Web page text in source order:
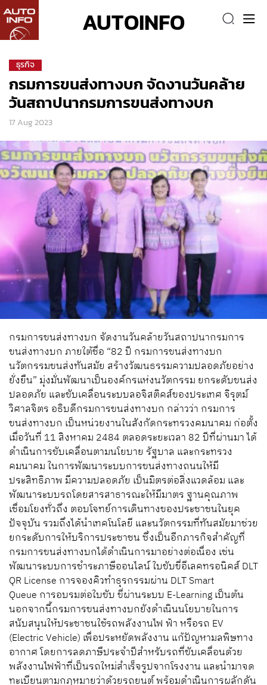
AUTOINFO
ธุรกิจ
กรมการขนส่งทางบก จัดงานวันคล้าย
วันสถาปนากรมการขนส่งทางบก
17 Aug 2023
กรมการขนส่งทางบก จัดงานวันคล้ายวันสถาปนากรมการ
ขนส่งทางบก ภายใต้ชื่อ “82 ปี กรมการขนส่งทางบก
นวัตกรรมขนส่งทันสมัย สร้างวัฒนธรรมความปลอดภัยอย่าง
ยั่งยืน” มุ่งมั่นพัฒนาเป็นองค์กรแห่งนวัตกรรม ยกระดับขนส่ง
ปลอดภัย และขับเคลื่อนระบบลอจิสติคส์ของประเทศ จิรุตม์
วิศาลจิตร อธิบดีกรมการขนส่งทางบก กล่าวว่า กรมการ
ขนส่งทางบก เป็นหน่วยงานในสังกัดกระทรวงคมนาคม ก่อตั้ง
เมื่อวันที่ 11 สิงหาคม 2484 ตลอดระยะเวลา 82 ปีที่ผ่านมา ได้
ดำเนินการขับเคลื่อนตามนโยบาย รัฐบาล และกระทรวง
คมนาคม ในการพัฒนาระบบการขนส่งทางถนนให้มี
ประสิทธิภาพ มีความปลอดภัย เป็นมิตรต่อสิ่งแวดล้อม และ
พัฒนาระบบรถโดยสารสาธารณะให้มีมาตร ฐานคุณภาพ
เชื่อมโยงทั่วถึง ตอบโจทย์การเดินทางของประชาชนในยุค
ปัจจุบัน รวมถึงได้นำเทคโนโลยี และนวัตกรรมที่ทันสมัยมาช่วย
ยกระดับการให้บริการประชาชน ซึ่งเป็นอีกภารกิจสำคัญที่
กรมการขนส่งทางบกได้ดำเนินการมาอย่างต่อเนื่อง เช่น
พัฒนาระบบการชำระภาษีออนไลน์ ใบขับขี่อีเลคทรอนิคส์ DLT
QR License การจองคิวทำธุรกรรมผ่าน DLT Smart
Queue การอบรมต่อใบขับ ขี่ผ่านระบบ E-Learning เป็นต้น
นอกจากนี้กรมการขนส่งทางบกยังดำเนินนโยบายในการ
สนับสนุนให้ประชาชนใช้รถพลังงานไฟ ฟ้า หรือรถ EV
(Electric Vehicle) เพื่อประหยัดพลังงาน แก้ปัญหามลพิษทาง
อากาศ โดยการลดภาษีประจำปีสำหรับรถที่ขับเคลื่อนด้วย
พลังงานไฟฟ้าที่เป็นรถใหม่สำเร็จรูปจากโรงงาน และนำมาจด
ทะเบียนตามกฎหมายว่าด้วยรถยนต์ พร้อมดำเนินการผลักดัน